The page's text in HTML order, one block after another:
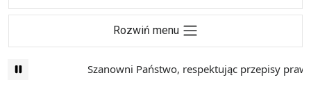
Rozwiń menu
Szanowni Państwo, respektując przepisy